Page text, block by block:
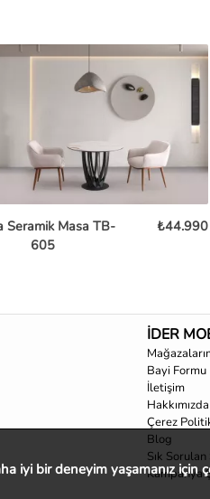
Seramik Masa TB-
605
₺44.990
İDER
Bayi Formu
İletişim
Hakkımızda
Çerez
Blog
Sık
Kampanya
iyi bir deneyim yaşamanız için